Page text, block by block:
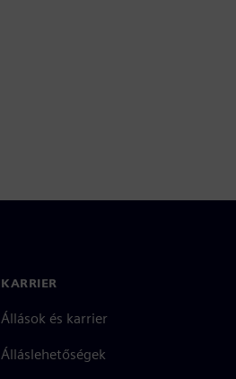
KARRIER
Állások és karrier
Álláslehetőségek